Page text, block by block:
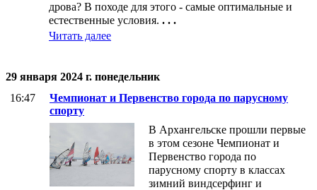
дрова? В походе для этого - самые оптимальные и
естественные условия. . . .
Читать далее
29 января 2024 г. понедельник
16:47
Чемпионат и Первенство города по парусному
спорту
В Архангельске прошли первые
в этом сезоне Чемпионат и
Первенство города по
парусному спорту в классах
зимний виндсерфинг и